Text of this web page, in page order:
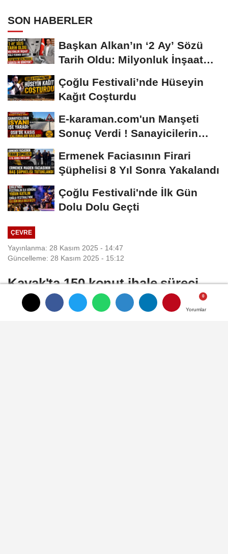
Yorumlar
Yorumlar
SON HABERLER
Başkan Alkan’ın ‘2 Ay’ Sözü
Tarih Oldu: Milyonluk İnşaat
Çoğlu Festivali’nde Hüseyin
Kağıt Coşturdu
E-karaman.com'un Manşeti
Sonuç Verdi ! Sanayicilerin
Ermenek Faciasının Firari
Şüphelisi 8 Yıl Sonra Yakalandı
Çoğlu Festivali'nde İlk Gün
Dolu Dolu Geçti
ÇEVRE
Yayınlanma: 28 Kasım 2025 - 14:47
Güncelleme: 28 Kasım 2025 - 15:12
Kavak'ta 150 konut ihale süreci
başlıyor
Yorumlar